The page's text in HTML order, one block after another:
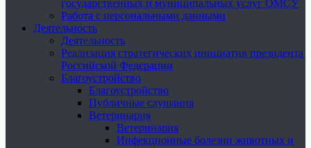
государственных и муниципальных услуг ОМСУ
Работа с персональными данными
Деятельность
Деятельность
Реализация стратегических инициатив президента
Российской Федерации
Благоустройство
Благоустройство
Публичные слушания
Ветеринария
Ветеринария
Инфекционные болезни животных и